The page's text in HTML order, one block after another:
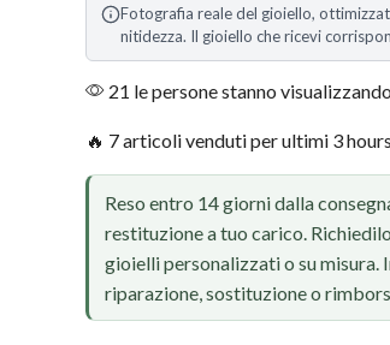
Fotografia reale del gioiello,
nitidezza. Il gioiello che ricevi
21 le persone stanno
🔥 7 articoli venduti per ultimi 3 hours
Reso entro 14 giorni dalla
restituzione a tuo carico.
gioielli personalizzati o su misura.
riparazione, sostituzione o